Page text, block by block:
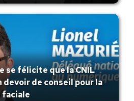
se félicite que la CNIL
devoir de conseil pour la
faciale